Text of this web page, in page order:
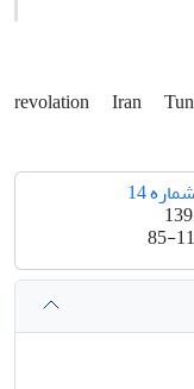
revolation Iran
85-